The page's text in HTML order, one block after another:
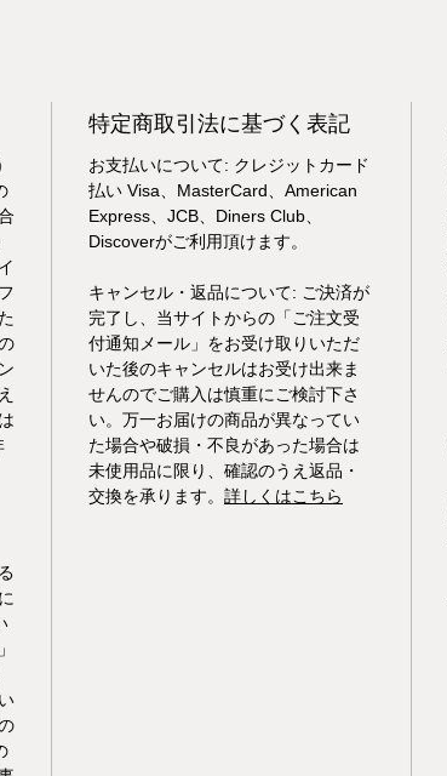
特定商取引法に基づく表記
お支払いについて: クレジットカード
払い Visa、MasterCard、American
Express、JCB、Diners Club、
Discoverがご利用頂けます。
キャンセル・返品について: ご決済が
完了し、当サイトからの「ご注文受
付通知メール」をお受け取りいただ
いた後のキャンセルはお受け出来ま
せんのでご購入は慎重にご検討下さ
い。万一お届けの商品が異なってい
た場合や破損・不良があった場合は
未使用品に限り、確認のうえ返品・
交換を承ります。 詳しくはこちら